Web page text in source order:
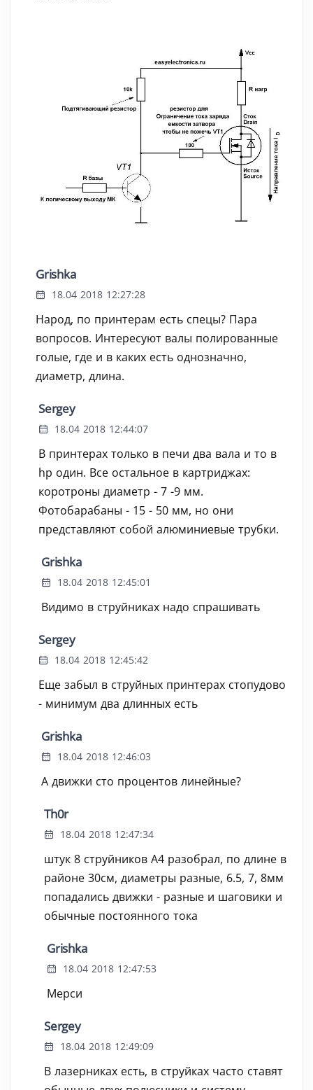
Grishka
18.04 2018 12:27:28
Народ, по принтерам есть спецы? Пара
вопросов. Интересуют валы полированные
голые, где и в каких есть однозначно,
диаметр, длина.
Sergey
18.04 2018 12:44:07
В принтерах только в печи два вала и то в
hp один. Все остальное в картриджах:
коротроны диаметр - 7 -9 мм.
Фотобарабаны - 15 - 50 мм, но они
представляют собой алюминиевые трубки.
Grishka
18.04 2018 12:45:01
Видимо в струйниках надо спрашивать
Sergey
18.04 2018 12:45:42
Еще забыл в струйных принтерах стопудово
- минимум два длинных есть
Grishka
18.04 2018 12:46:03
А движки сто процентов линейные?
Th0r
18.04 2018 12:47:34
штук 8 струйников А4 разобрал, по длине в
районе 30см, диаметры разные, 6.5, 7, 8мм
попадались движки - разные и шаговики и
обычные постоянного тока
Grishka
18.04 2018 12:47:53
Мерси
Sergey
18.04 2018 12:49:09
В лазерниках есть, в струйках часто ставят